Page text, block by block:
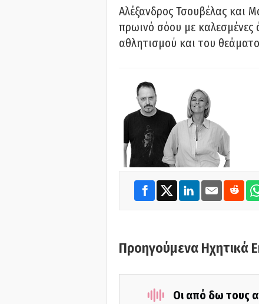
Αλέξανδρος Τσουβέλας και
πρωινό σόου με καλεσμένες
αθλητισμού και του
Προηγούμενα Ηχητικά
Οι από δω τους